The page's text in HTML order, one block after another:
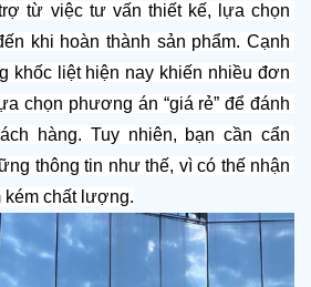
từ việc tư vấn thiết kế, lựa chọn
khi hoàn thành sản phẩm. Cạnh
khốc liệt hiện nay khiến nhiều đơn
chọn phương án “giá rẻ” để đánh
hàng. Tuy nhiên, bạn cần cẩn
thông tin như thế, vì có thế nhận
kém chất lượng.